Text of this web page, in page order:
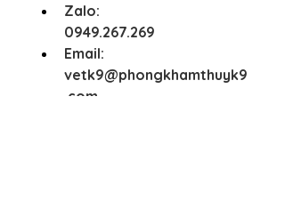
Zalo:
0949.267.269
Email:
vetk9@phongkhamthuyk9
.com